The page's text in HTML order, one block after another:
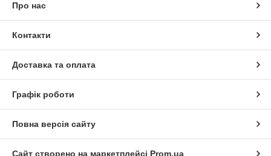
Про нас
Контакти
Доставка та оплата
Графік роботи
Повна версія сайту
Сайт створено на маркетплейсі Prom.ua